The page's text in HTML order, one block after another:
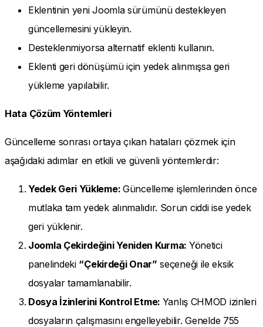
Eklentinin yeni Joomla sürümünü destekleyen
güncellemesini yükleyin.
Desteklenmiyorsa alternatif eklenti kullanın.
Eklenti geri dönüşümü için yedek alınmışsa geri
yükleme yapılabilir.
Hata Çözüm Yöntemleri
Güncelleme sonrası ortaya çıkan hataları çözmek için
aşağıdaki adımlar en etkili ve güvenli yöntemlerdir:
Yedek Geri Yükleme: Güncelleme işlemlerinden önce
mutlaka tam yedek alınmalıdır. Sorun ciddi ise yedek
geri yüklenir.
Joomla Çekirdeğini Yeniden Kurma: Yönetici
panelindeki “Çekirdeği Onar” seçeneği ile eksik
dosyalar tamamlanabilir.
Dosya İzinlerini Kontrol Etme: Yanlış CHMOD izinleri
dosyaların çalışmasını engelleyebilir. Genelde 755